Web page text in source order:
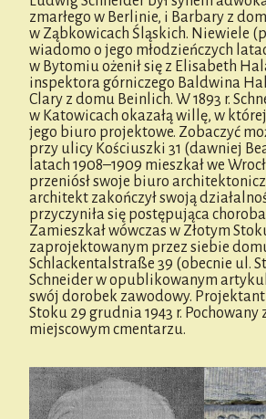
zmarłego w Berlinie, i Barbary z
w Ząbkowicach Śląskich. Niewiele
wiadomo o jego młodzieńczych
w Bytomiu ożenił się z Elisabeth
inspektora górniczego Baldwina
Clary z domu Beinlich. W 1893 r.
w Katowicach okazałą willę, w
jego biuro projektowe. Zobaczyć
przy ulicy Kościuszki 31 (dawniej
latach 1908–1909 mieszkał we
przeniósł swoje biuro
architekt zakończył swoją
przyczyniła się postępująca
Zamieszkał wówczas w Złotym
zaprojektowanym przez siebie
Schlackentalstraße 39 (obecnie ul.
Schneider w opublikowanym
swój dorobek zawodowy. Projektant
Stoku 29 grudnia 1943 r. Pochowany
miejscowym cmentarzu.